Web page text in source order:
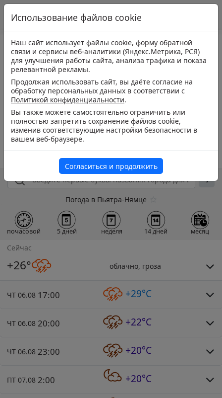
Погода в Пьятра-Нямце
почасовой 5 дней неделя 14 дней месяц
Сейчас
+26° облачно, гроза
ЧТ 06.08 17:00 +29°C
ЧТ 06.08 20:00 +22°C
ЧТ 06.08 23:00 +20°C
ПТ 07.08 2:00 +20°C
Использование файлов cookie
Наш сайт использует файлы cookie, форму обратной
связи и сервисы веб-аналитики (Яндекс.Метрика, РСЯ)
для улучшения работы сайта, анализа трафика и показа
релевантной рекламы.
Продолжая использовать сайт, вы даёте согласие на
обработку персональных данных в соответствии с
Политикой конфиденциальности.
Вы также можете самостоятельно ограничить или
полностью запретить сохранение файлов cookie,
изменив соответствующие настройки безопасности в
вашем веб-браузере.
Согласиться и продолжить